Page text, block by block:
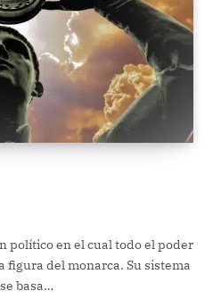
político en el cual todo el poder
figura del monarca. Su sistema
basa…